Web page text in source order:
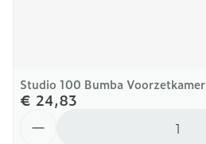
Studio 100 Bumba Voorzetkamer
€ 24,83